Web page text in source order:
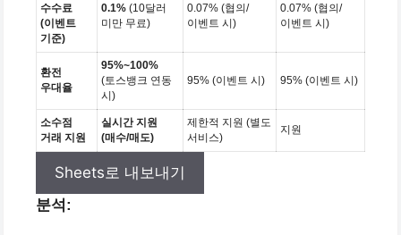
수수료
(이벤트
기준)
0.1% (10달러
미만 무료)
0.07% (협의/
이벤트 시)
0.07% (협의/
이벤트 시)
환전
우대율
95%~100%
(토스뱅크 연동
시)
95% (이벤트 시) 95% (이벤트 시)
소수점
거래 지원
실시간 지원
(매수/매도)
제한적 지원 (별도
서비스)
지원
Sheets로 내보내기
분석: